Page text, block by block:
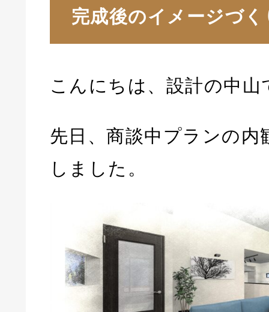
完成後のイメージづく
こんにちは、設計の中山
先日、商談中プランの内
しました。